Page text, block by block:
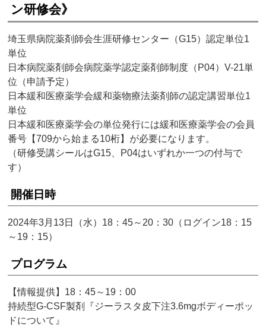
ン研修会》
埼玉県病院薬剤師会生涯研修センター（G15）認定単位1
単位
日本病院薬剤師会病院薬学認定薬剤師制度（P04）V-21単
位（申請予定）
日本緩和医療薬学会緩和薬物療法薬剤師の認定講習単位1
単位
日本緩和医療薬学会の単位発行には緩和医療薬学会の会員
番号【709から始まる10桁】が必要になります。
（研修受講シールはG15、P04はいずれか一つの付与で
す）
開催日時
2024年3月13日（水）18：45～20：30（ログイン18：15
～19：15）
プログラム
【情報提供】18：45～19：00
持続型G-CSF製剤『ジーラスタ皮下注3.6mgボディーポッ
ドについて』